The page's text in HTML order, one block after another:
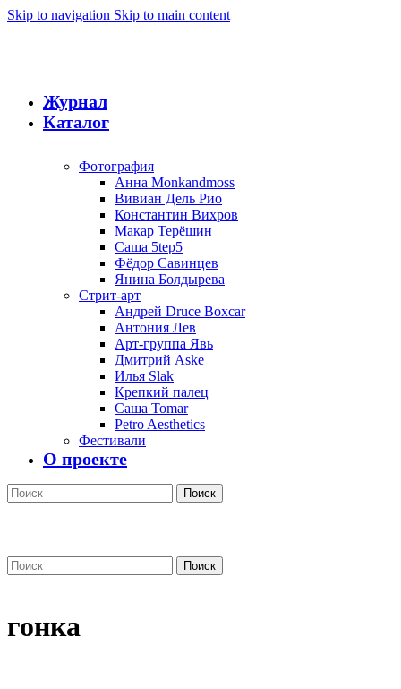
Skip to navigation Skip to main content
Журнал
Каталог
Фотография
Анна Monkandmoss
Вивиан Дель Рио
Константин Вихров
Макар Терёшин
Саша 5tep5
Фёдор Савинцев
Янина Болдырева
Стрит-арт
Андрей Druce Boxcar
Антония Лев
Арт-группа Явь
Дмитрий Aske
Илья Slak
Крепкий палец
Саша Tomar
Petro Aesthetics
Фестивали
О проекте
Поиск
Поиск
гонка